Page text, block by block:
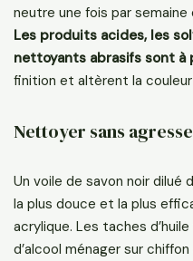
neutre une fois par
Les produits acides, les
nettoyants abrasifs sont à
finition et altèrent la
Nettoyer sans
Un voile de savon noir dilué
la plus douce et la plus
acrylique. Les taches
d’alcool ménager sur